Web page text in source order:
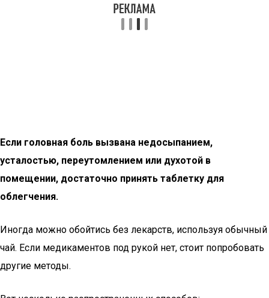
Если головная боль вызвана недосыпанием,
усталостью, переутомлением или духотой в
помещении, достаточно принять таблетку для
облегчения.
Иногда можно обойтись без лекарств, используя обычный
чай. Если медикаментов под рукой нет, стоит попробовать
другие методы.